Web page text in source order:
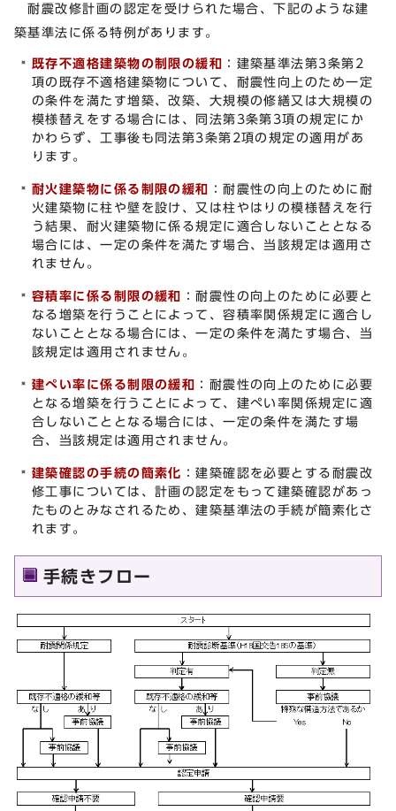
耐震改修計画の認定を受けられた場合、下記のような建
築基準法に係る特例があります。
既存不適格建築物の制限の緩和 ：建築基準法第3条第2
項の既存不適格建築物について、耐震性向上のため一定
の条件を満たす増築、改築、大規模の修繕又は大規模の
模様替えをする場合には、同法第3条第3項の規定にか
かわらず、工事後も同法第3条第2項の規定の適用があ
ります。
耐火建築物に係る制限の緩和 ：耐震性の向上のために耐
火建築物に柱や壁を設け、又は柱やはりの模様替えを行
う結果、耐火建築物に係る規定に適合しないこととなる
場合には、一定の条件を満たす場合、当該規定は適用さ
れません。
容積率に係る制限の緩和 ：耐震性の向上のために必要と
なる増築を行うことによって、容積率関係規定に適合し
ないこととなる場合には、一定の条件を満たす場合、当
該規定は適用されません。
建ぺい率に係る制限の緩和 ：耐震性の向上のために必要
となる増築を行うことによって、建ぺい率関係規定に適
合しないこととなる場合には、一定の条件を満たす場
合、当該規定は適用されません。
建築確認の手続の簡素化 ：建築確認を必要とする耐震改
修工事については、計画の認定をもって建築確認があっ
たものとみなされるため、建築基準法の手続が簡素化さ
れます。
手続きフロー